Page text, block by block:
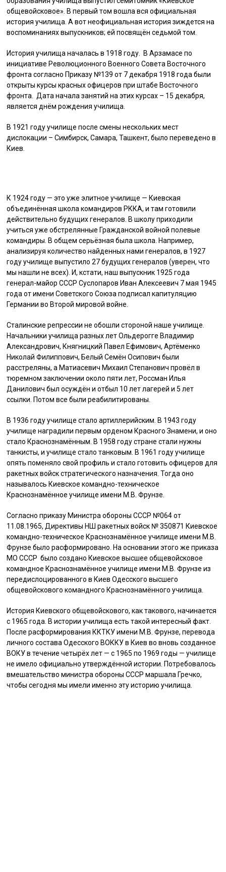
общевойсковое». В первый том вошла вся официальная
история училища. А вот неофициальная история зиждется на
воспоминаниях выпускников; ей посвящён седьмой том.
История училища началась в 1918 году. В Арзамасе по
инициативе Революционного Военного Совета Восточного
фронта согласно Приказу №139 от 7 декабря 1918 года были
открыты курсы красных офицеров при штабе Восточного
фронта. Дата начала занятий на этих курсах – 15 декабря,
является днём рождения училища.
В 1921 году училище после смены нескольких мест
дислокации – Симбирск, Самара, Ташкент, было переведено в
Киев.
К 1924 году — это уже элитное училище — Киевская
объединённая школа командиров РККА, и там готовили
действительно будущих генералов. В школу приходили
учиться уже обстрелянные Гражданской войной полевые
командиры. В общем серьёзная была школа. Например,
анализируя количество найденных нами генералов, в 1927
году училище выпустило 27 будущих генералов (уверен, что
мы нашли не всех). И, кстати, наш выпускник 1925 года
генерал-майор СССР Суслопаров Иван Алексеевич 7 мая 1945
года от имени Советского Союза подписал капитуляцию
Германии во Второй мировой войне.
Сталинские репрессии не обошли стороной наше училище.
Начальники училища разных лет Ольдерогге Владимир
Александрович, Княгницкий Павел Ефимович, Артёменко
Николай Филиппович, Белый Семён Осипович были
расстреляны, а Матиасевич Михаил Степанович провёл в
тюремном заключении около пяти лет, Россман Илья
Данилович был осуждён и отбыл 10 лет лагерей и 5 лет
ссылки. Потом все были реабилитированы.
В 1936 году училище стало артиллерийским. В 1943 году
училище наградили первым орденом Красного Знамени, и оно
стало Краснознамённым. В 1958 году стране стали нужны
танкисты, и училище стало танковым. В 1961 году училище
опять поменяло свой профиль и стало готовить офицеров для
ракетных войск стратегического назначения. Тогда оно
называлось Киевское командно-техническое
Краснознамённое училище имени М.В. Фрунзе.
Согласно приказу Министра обороны СССР №064 от
11.08.1965, Директивы НШ ракетных войск № 350871 Киевское
командно-техническое Краснознамённое училище имени М.В.
Фрунзе было расформировано. На основании этого же приказа
МО СССР было создано Киевское высшее общевойсковое
командное Краснознамённое училище имени М.В. Фрунзе из
передислоцированного в Киев Одесского высшего
общевойскового командного Краснознамённого училища.
История Киевского общевойскового, как такового, начинается
с 1965 года. В истории училища есть такой интересный факт.
После расформирования ККТКУ имени М.В. Фрунзе, перевода
личного состава Одесского ВОККУ в Киев во вновь созданное
ВОКУ в течение четырёх лет — с 1965 по 1969 годы — училище
не имело официально утверждённой истории. Потребовалось
вмешательство министра обороны СССР маршала Гречко,
чтобы сегодня мы имели именно эту историю училища.